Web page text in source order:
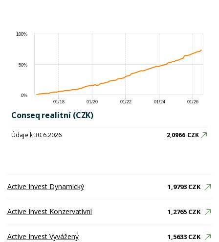
01/18 01/20 01/22 01/24 01/26
0%
50%
100%
Conseq realitní (CZK)
Údaje k 30.6.2026 2,0966 CZK
Active Invest Dynamický 1,9793 CZK
Active Invest Konzervativní 1,2765 CZK
Active Invest Vyvážený 1,5633 CZK